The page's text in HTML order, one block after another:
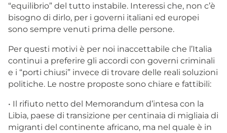
“equilibrio” del tutto instabile. Interessi che, non c’è
bisogno di dirlo, per i governi italiani ed europei
sono sempre venuti prima delle persone.
Per questi motivi è per noi inaccettabile che l’Italia
continui a preferire gli accordi con governi criminali
e i “porti chiusi” invece di trovare delle reali soluzioni
politiche. Le nostre proposte sono chiare e fattibili:
• Il rifiuto netto del Memorandum d’intesa con la
Libia, paese di transizione per centinaia di migliaia di
migranti del continente africano, ma nel quale è in